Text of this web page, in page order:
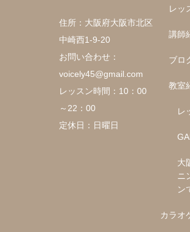
住所：大阪府大阪市北区
中崎西1-9-20
お問い合わせ：
voicely45@gmail.com
レッスン時間：10：00
～22：00
定休日：日曜日
レッ
講師
ブロ
教室
レ
大
ニ
ン
カラオ